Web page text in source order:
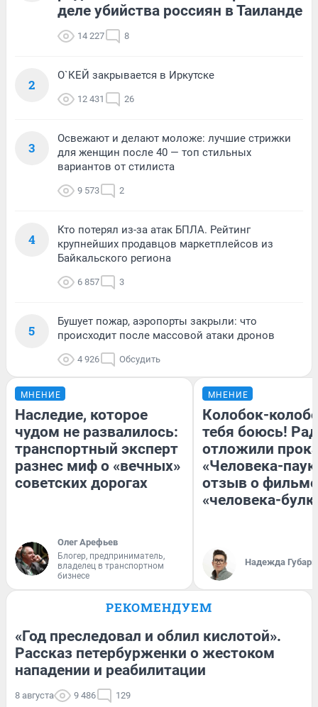
деле убийства россиян в Таиланде
14 227 8
2
О`КЕЙ закрывается в Иркутске
12 431 26
3
Освежают и делают моложе: лучшие стрижки
для женщин после 40 — топ стильных
вариантов от стилиста
9 573 2
4
Кто потерял из-за атак БПЛА. Рейтинг
крупнейших продавцов маркетплейсов из
Байкальского региона
6 857 3
5
Бушует пожар, аэропорты закрыли: что
происходит после массовой атаки дронов
4 926 Обсудить
МНЕНИЕ
Наследие, которое
чудом не развалилось:
транспортный эксперт
разнес миф о «вечных»
советских дорогах
Олег Арефьев
Блогер, предприниматель,
владелец в транспортном
бизнесе
МНЕНИЕ
Колобок-
тебя боюсь!
отложили
«Человека-
отзыв о
«человека-
Надежда Губарь
РЕКОМЕНДУЕМ
«Год преследовал и облил кислотой».
Рассказ петербурженки о жестоком
нападении и реабилитации
8 августа 9 486 129